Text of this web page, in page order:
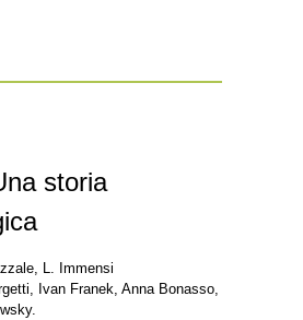
storia
L. Immensi
Ivan Franek, Anna Bonasso,